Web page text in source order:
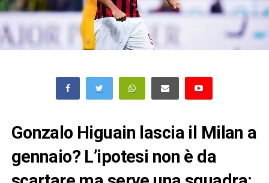
Gonzalo Higuain lascia il Milan a
gennaio? L’ipotesi non è da